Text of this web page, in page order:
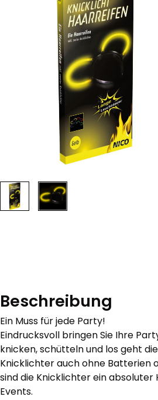
Hochzeit, Geburtstag,
Alle anzeigen
Feuerschriften
Indoor-Fontänen
Herz- und Konfetti-
Wunderkerzen, Fackeln
Tischfeuerwerk
Silvestergießen
Dekoration, Knicklichter
Scherzartikel
Anzündhilfen
Alle anzeigen
Beschreibung
Ein Muss für jede Party!
Eindrucksvoll bringen Sie Ihre
knicken, schütteln und los geht
Knicklichter auch ohne Batterien
sind die Knicklichter ein
Events.